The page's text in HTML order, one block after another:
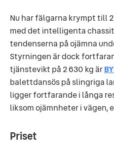
Nu har fälgarna krympt till
med det intelligenta
tendenserna på ojämna
Styrningen är dock
tjänstevikt på 2 630 kg är
balettdansös på slingriga
ligger fortfarande i långa
liksom ojämnheter i vägen,
Priset